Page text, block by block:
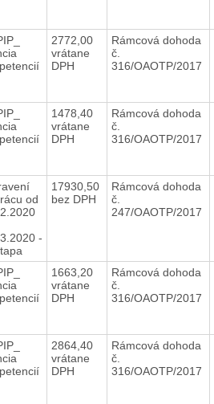
2772,00
vrátane
DPH
Rámcová dohoda
č.
316/OAOTP/2017
1478,40
vrátane
DPH
Rámcová dohoda
č.
316/OAOTP/2017
od
-
17930,50
bez DPH
Rámcová dohoda
č.
247/OAOTP/2017
1663,20
vrátane
DPH
Rámcová dohoda
č.
316/OAOTP/2017
2864,40
vrátane
DPH
Rámcová dohoda
č.
316/OAOTP/2017